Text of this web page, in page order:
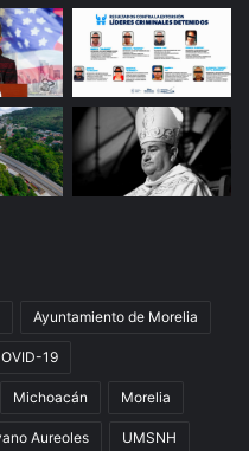
Ayuntamiento de Morelia
19
Michoacán Morelia
Aureoles UMSNH